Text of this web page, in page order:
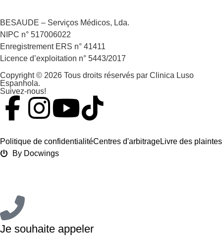
BESAUDE – Serviços Médicos, Lda.
NIPC n° 517006022
Enregistrement ERS n° 41411
Licence d’exploitation n° 5443/2017
Copyright © 2026 Tous droits réservés par Clinica Luso
Espanhola.
Suivez-nous!
Politique de confidentialitéCentres d'arbitrageLivre des plaintes
By Docwings
Je souhaite appeler